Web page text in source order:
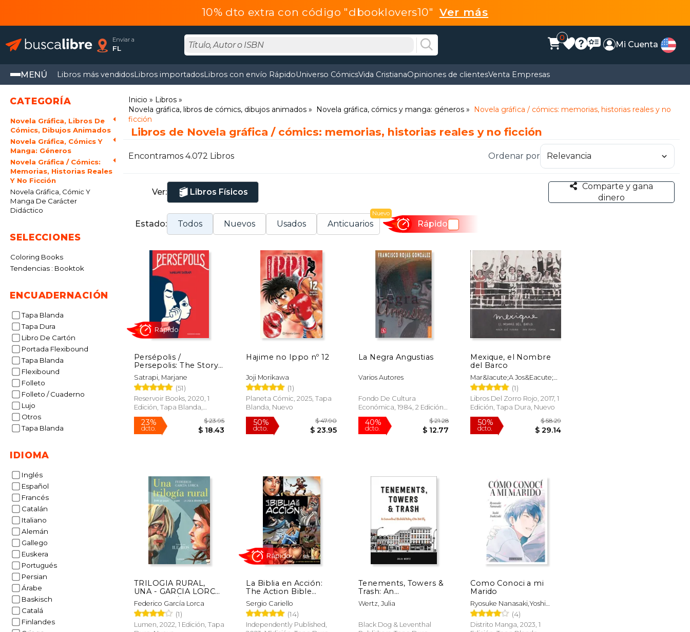
10% dto extra con código "dbooklovers10" Ver más
Enviar a
FL
0
Mi Cuenta
MENÚ Libros más vendidosLibros importadosLibros con envío RápidoUniverso CómicsVida CristianaOpiniones de clientesVenta Empresas
CATEGORÍA
Novela Gráfica, Libros De
Cómics, Dibujos Animados
Novela Gráfica, Cómics Y
Manga: Géneros
Novela Gráfica / Cómics:
Memorias, Historias Reales
Y No Ficción
Novela Gráfica, Cómic Y
Manga De Carácter
Didáctico
SELECCIONES
Coloring Books
Tendencias : Booktok
ENCUADERNACIÓN
Tapa Blanda
Tapa Dura
Libro De Cartón
Portada Flexibound
Tapa Blanda
Flexibound
Folleto
Folleto / Cuaderno
Lujo
Otros
Tapa Blanda
IDIOMA
Inglés
Español
Francés
Catalán
Italiano
Alemán
Gallego
Euskera
Portugués
Persian
Árabe
Baskisch
Catalá
Finlandes
Inicio
Libros
Novela gráfica, libros de cómics, dibujos animados
Novela gráfica, cómics y manga: géneros
Novela gráfica / cómics: memorias, historias reales y no
ficción
Libros de Novela gráfica / cómics: memorias, historias reales y no ficción
Encontramos 4.072 Libros Ordenar por
Ver: Libros Físicos
Comparte y gana
dinero
Estado: Todos Nuevos Usados Anticuarios
Nuevo
Rápido
Persépolis /
Persepolis: The Story
of a Childhood
Satrapi, Marjane
(51)
Reservoir Books, 2020, 1
Edición, Tapa Blanda,
Nuevo
dcto.
Rápido
Hajime no Ippo nº 12
Joji Morikawa
(1)
Planeta Cómic, 2025, Tapa
Blanda, Nuevo
dcto. $ 23.95
La Negra Angustias
Varios Autores
Fondo De Cultura
Económica, 1984, 2 Edición,
Tapa Blanda, Nuevo
dcto. $ 12.77
Mexique, el Nombre
del Barco
Mar&Iacute;A Jos&Eacute;
Ferrada
(1)
Libros Del Zorro Rojo, 2017, 1
Edición, Tapa Dura, Nuevo
TRILOGIA RURAL,
UNA - GARCIA LORCA,
FEDERICO/ROS, ILU -
Libro Físico
Federico García Lorca
(1)
Lumen, 2022, 1 Edición, Tapa
La Biblia en Acción:
The Action Bible
Spanish Edition
(Action Bible Series)
Sergio Cariello
(14)
Independently Published,
Rápido
Tenements, Towers &
Trash: An
Unconventional
Illustrated History of
Inglés)
Wertz, Julia
Black Dog & Leventhal
Como Conoci a mi
Marido
Ryosuke Nanasaki,Yoshi
Tsukizuki
(4)
Distrito Manga, 2023, 1